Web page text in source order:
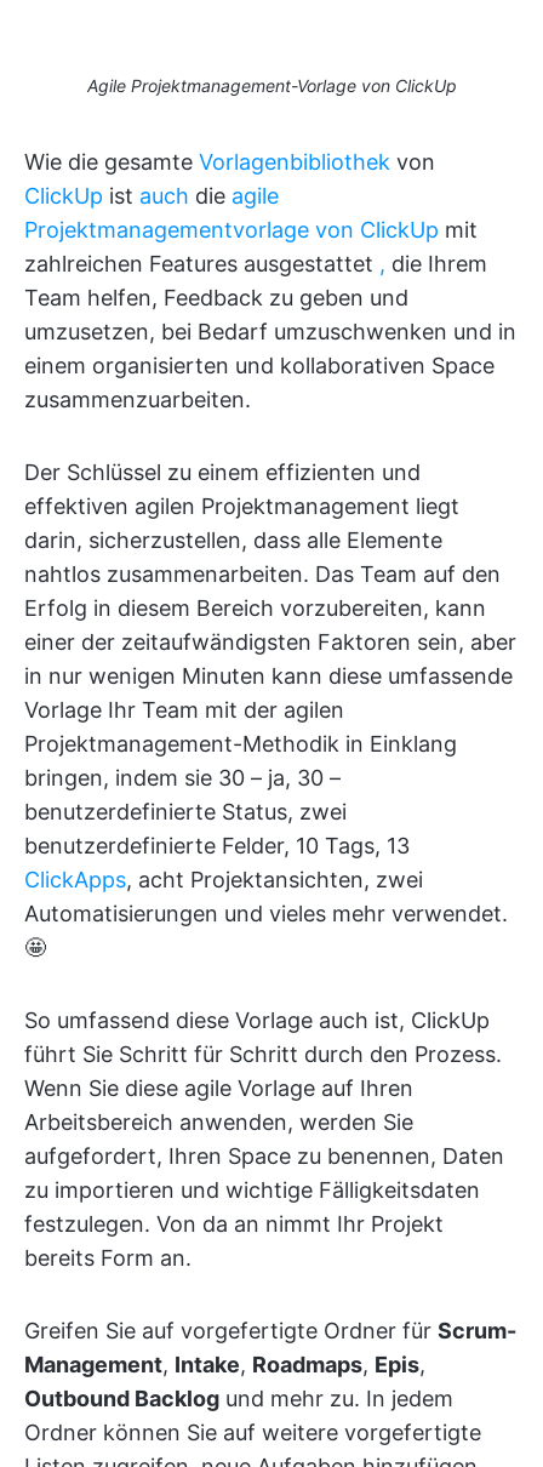
Agile Projektmanagement-Vorlage von ClickUp
Wie die gesamte Vorlagenbibliothek von
ClickUp ist auch die agile
Projektmanagementvorlage von ClickUp mit
zahlreichen Features ausgestattet , die Ihrem
Team helfen, Feedback zu geben und
umzusetzen, bei Bedarf umzuschwenken und in
einem organisierten und kollaborativen Space
zusammenzuarbeiten.
Der Schlüssel zu einem effizienten und
effektiven agilen Projektmanagement liegt
darin, sicherzustellen, dass alle Elemente
nahtlos zusammenarbeiten. Das Team auf den
Erfolg in diesem Bereich vorzubereiten, kann
einer der zeitaufwändigsten Faktoren sein, aber
in nur wenigen Minuten kann diese umfassende
Vorlage Ihr Team mit der agilen
Projektmanagement-Methodik in Einklang
bringen, indem sie 30 – ja, 30 –
benutzerdefinierte Status, zwei
benutzerdefinierte Felder, 10 Tags, 13
ClickApps, acht Projektansichten, zwei
Automatisierungen und vieles mehr verwendet.
🤩
So umfassend diese Vorlage auch ist, ClickUp
führt Sie Schritt für Schritt durch den Prozess.
Wenn Sie diese agile Vorlage auf Ihren
Arbeitsbereich anwenden, werden Sie
aufgefordert, Ihren Space zu benennen, Daten
zu importieren und wichtige Fälligkeitsdaten
festzulegen. Von da an nimmt Ihr Projekt
bereits Form an.
Greifen Sie auf vorgefertigte Ordner für Scrum-
Management, Intake, Roadmaps, Epis,
Outbound Backlog und mehr zu. In jedem
Ordner können Sie auf weitere vorgefertigte